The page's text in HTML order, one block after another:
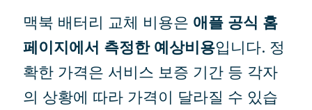
맥북 배터리 교체 비용은 애플 공식 홈
페이지에서 측정한 예상비용입니다. 정
확한 가격은 서비스 보증 기간 등 각자
의 상황에 따라 가격이 달라질 수 있습